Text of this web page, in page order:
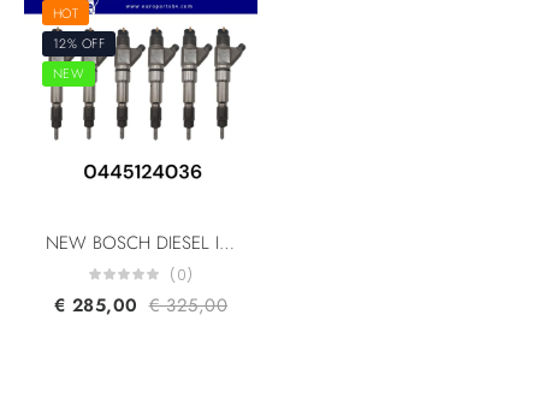
HOT
12% OFF
NEW
NEW BOSCH DIESEL INJECTOR 0445124036 ASTRA HD9 IVECO STRALIS TRAKKER NEW HOLLAND CNH 5801906153 500061290 500060566 COMMON RAIL INJECTOR EURO 6
(0)
€ 285,00 €325,00